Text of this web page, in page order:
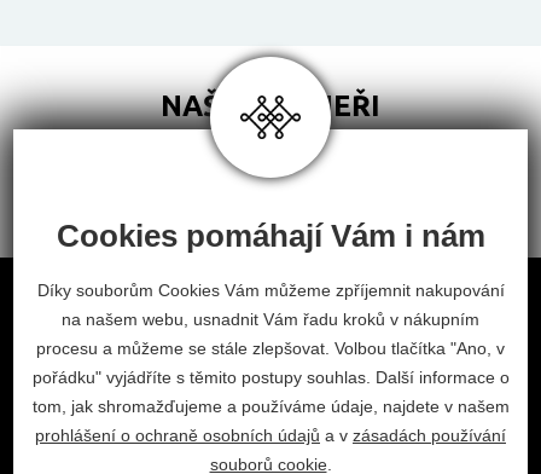
NAŠI PARTNEŘI
Obchodní podmínky
Odstoupení od smlouvy
Nastavení cookies
facebookinstagram
2026 © Habitat, a.s.
Cookies pomáhají Vám i nám
Díky souborům Cookies Vám můžeme zpříjemnit nakupování
na našem webu, usnadnit Vám řadu kroků v nákupním
procesu a můžeme se stále zlepšovat. Volbou tlačítka "Ano, v
pořádku" vyjádříte s těmito postupy souhlas. Další informace o
tom, jak shromažďujeme a používáme údaje, najdete v našem
prohlášení o ochraně osobních údajů a v zásadách používání
souborů cookie.